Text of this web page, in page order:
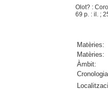
Olot? :
69 p. : il. ;
Matèries:
Matèries:
Àmbit: